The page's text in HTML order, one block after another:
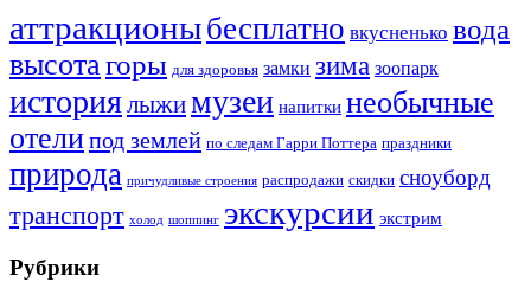
аттракционыбесплатно вкусненько вода
высотагоры для здоровья замки зима зоопарк
историялыжимузеи напитки необычные
отелипод землей по следам Гарри Поттера праздники
природа причудливые строения распродажи скидки сноуборд
транспорт холод шоппинг экскурсии экстрим
Рубрики